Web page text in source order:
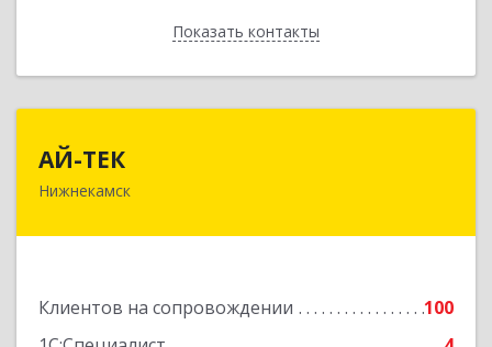
Показать контакты
Назад
АЙ-ТЕК
Нижнекамск
Клиентов на сопровождении
100
423570, Татарстан Респ, Нижнекамский р-н,
Подробнее